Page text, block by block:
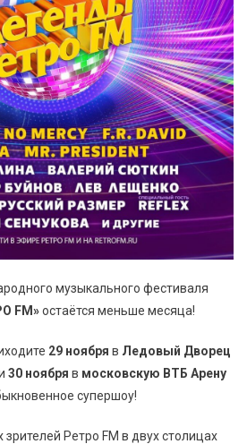
музыкального фестиваля
FM»остаётся меньше месяца!
29 ноября в Ледовый Дворец
30 ноября в московскую ВТБ Арену
супершоу!
Ретро FM в двух столицах